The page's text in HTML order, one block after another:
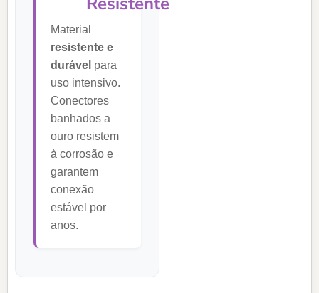
Material
resistente e
durável para
uso intensivo.
Conectores
banhados a
ouro resistem
à corrosão e
garantem
conexão
estável por
anos.